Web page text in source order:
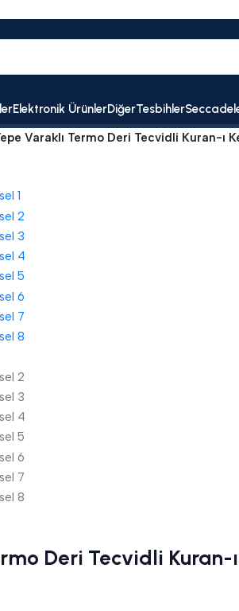
Elektronik ÜrünlerDiğerTesbihler
Varaklı Termo Deri Tecvidli Kuran-ı
Deri Tecvidli Kuran-